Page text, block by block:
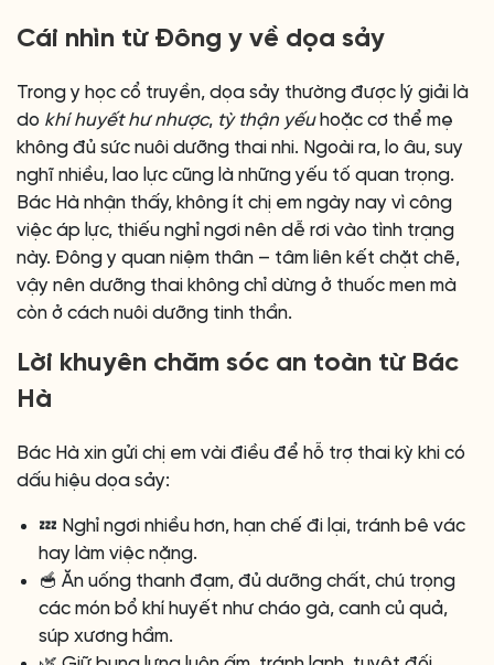
Cái nhìn từ Đông y về dọa sảy
Trong y học cổ truyền, dọa sảy thường được lý giải là
do khí huyết hư nhược, tỳ thận yếuhoặc cơ thể mẹ
không đủ sức nuôi dưỡng thai nhi. Ngoài ra, lo âu, suy
nghĩ nhiều, lao lực cũng là những yếu tố quan trọng.
Bác Hà nhận thấy, không ít chị em ngày nay vì công
việc áp lực, thiếu nghỉ ngơi nên dễ rơi vào tình trạng
này. Đông y quan niệm thân – tâm liên kết chặt chẽ,
vậy nên dưỡng thai không chỉ dừng ở thuốc men mà
còn ở cách nuôi dưỡng tinh thần.
Lời khuyên chăm sóc an toàn từ Bác
Hà
Bác Hà xin gửi chị em vài điều để hỗ trợ thai kỳ khi có
dấu hiệu dọa sảy:
💤 Nghỉ ngơi nhiều hơn, hạn chế đi lại, tránh bê vác
hay làm việc nặng.
🥣 Ăn uống thanh đạm, đủ dưỡng chất, chú trọng
các món bổ khí huyết như cháo gà, canh củ quả,
súp xương hầm.